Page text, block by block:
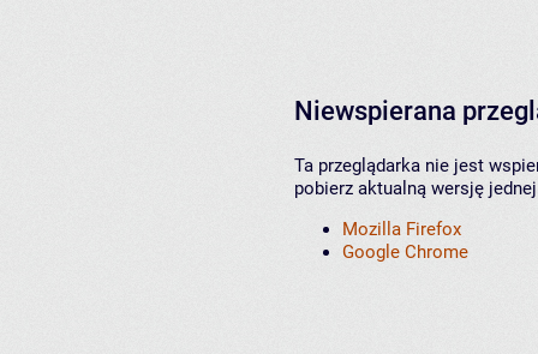
Niewspierana
Ta przeglądarka nie jest
pobierz aktualną wersję
Mozilla Firefox
Google Chrome